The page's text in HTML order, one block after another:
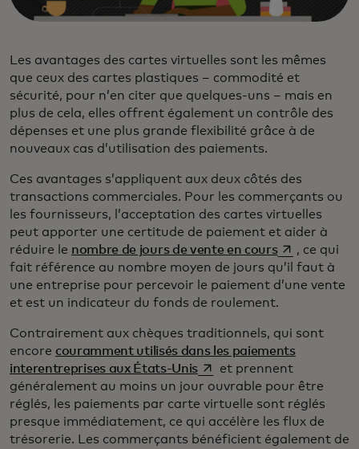
Les avantages des cartes virtuelles sont les mêmes
que ceux des cartes plastiques – commodité et
sécurité, pour n’en citer que quelques-uns – mais en
plus de cela, elles offrent également un contrôle des
dépenses et une plus grande flexibilité grâce à de
nouveaux cas d’utilisation des paiements.
Ces avantages s’appliquent aux deux côtés des
transactions commerciales. Pour les commerçants ou
les fournisseurs, l’acceptation des cartes virtuelles
peut apporter une certitude de paiement et aider à
réduire le nombre de jours de vente en courss’ouvre dans
, ce qui
fait référence au nombre moyen de jours qu’il faut à
une entreprise pour percevoir le paiement d’une vente
et est un indicateur du fonds de roulement.
Contrairement aux chèques traditionnels, qui sont
encore couramment utilisés dans les paiements
interentreprises aux États-Uniss’ouvre dans un nouvel
et prennent
généralement au moins un jour ouvrable pour être
réglés, les paiements par carte virtuelle sont réglés
presque immédiatement, ce qui accélère les flux de
trésorerie. Les commerçants bénéficient également de